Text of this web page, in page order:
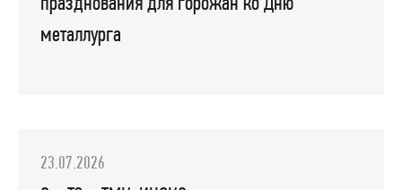
металлурга
23.07.2026